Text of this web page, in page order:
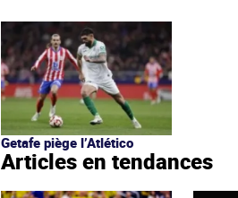
Getafe piège l’Atlético
Articles en tendances